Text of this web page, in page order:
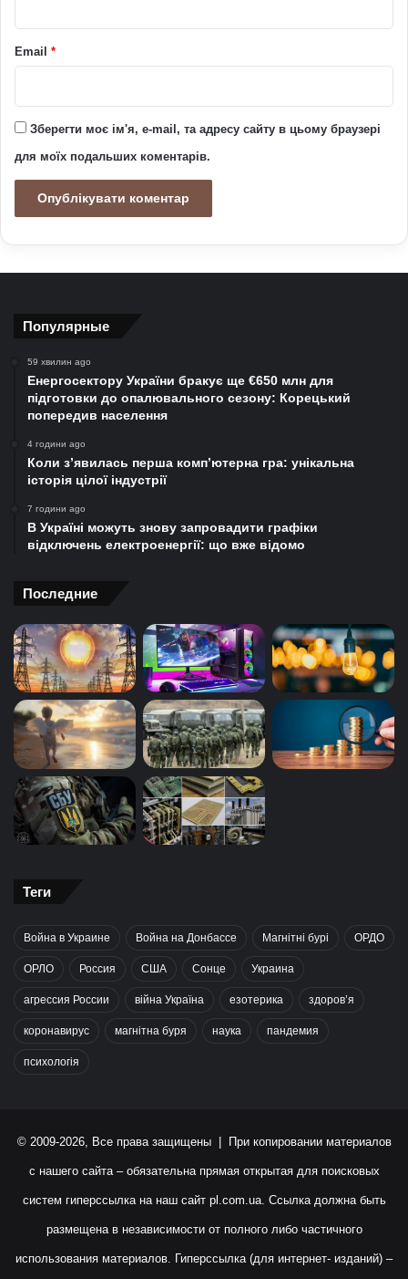
Email *
Зберегти моє ім'я, e-mail, та адресу сайту в цьому браузері
для моїх подальших коментарів.
Популярные
59 хвилин ago
Енергосектору України бракує ще €650 млн для
підготовки до опалювального сезону: Корецький
попередив населення
4 години ago
Коли з’явилась перша комп’ютерна гра: унікальна
історія цілої індустрії
7 години ago
В Україні можуть знову запровадити графіки
відключень електроенергії: що вже відомо
Последние
Теги
Война в Украине Война на Донбассе Магнітні бурі ОРДО
ОРЛО Россия США Сонце Украина
агрессия России війна Україна езотерика здоров’я
коронавирус магнітна буря наука пандемия
психологія
© 2009-2026, Все права защищены | При копировании материалов
с нашего сайта – обязательна прямая открытая для поисковых
систем гиперссылка на наш сайт pl.com.ua. Ссылка должна быть
размещена в независимости от полного либо частичного
использования материалов. Гиперссылка (для интернет- изданий) –